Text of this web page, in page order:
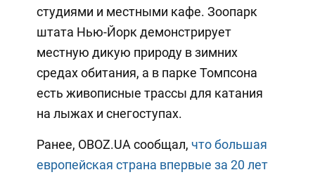
студиями и местными кафе. Зоопарк
штата Нью-Йорк демонстрирует
местную дикую природу в зимних
средах обитания, а в парке Томпсона
есть живописные трассы для катания
на лыжах и снегоступах.
Ранее, OBOZ.UA сообщал, что большая
европейская страна впервые за 20 лет